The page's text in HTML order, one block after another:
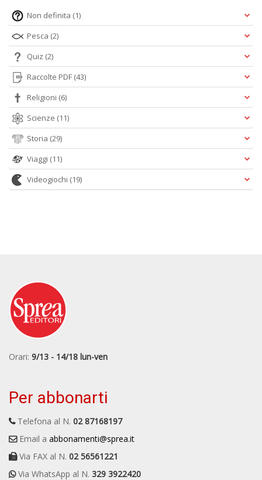
Non definita (1)
Pesca (2)
Quiz (2)
Raccolte PDF (43)
Religioni (6)
Scienze (11)
Storia (29)
Viaggi (11)
Videogiochi (19)
Orari: 9/13 - 14/18 lun-ven
Per abbonarti
Telefona al N. 02 87168197
Email a abbonamenti@sprea.it
Via FAX al N. 02 56561221
Via WhatsApp al N. 329 3922420